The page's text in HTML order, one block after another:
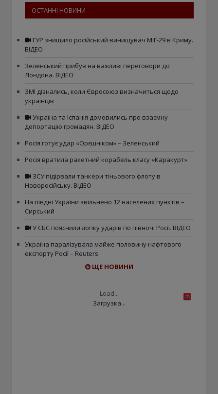
ОСТАННІ НОВИНИ
ГУР знищило російський винищувач МіГ-29 в Криму.
ВІДЕО
Зеленський прибув на важливі переговори до
Лондона. ВІДЕО
ЗМІ дізнались, коли Євросоюз визначиться щодо
українців
Україна та Іспанія домовились про взаємну
депортацію громадян. ВІДЕО
Росія готує удар «Орєшніком» – Зеленський
Росія вратила ракетний корабель класу «Каракурт»
ЗСУ підірвали танкери тіньового флоту в
Новоросійську. ВІДЕО
На півдні України звільнено 12 населених пунктів –
Сирський
У СБС пояснили логіку ударів по півночі Росії. ВІДЕО
Україна паралізувала майже половину нафтового
експорту Росії – Reuters
ЩЕ НОВИНИ
Load...
Загрузка...